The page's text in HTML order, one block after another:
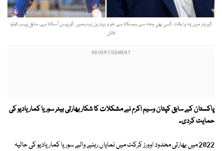
کیریئر میں یہ برا وقت کسی بھی وجہ سے ہوسکتا ہے جو ہر بہترین بیٹسمیں کو پیس آسکتا ہے، سابق پیسر۔ فوٹو:
فائل
پاکستان کے سابق کپتان وسیم اکرم نے مشکلات کا شکار بھارتی بیٹر سوریا کمار یادیو کی
حمایت کردی۔
2022 میں بھارتی محدود اوورز کرکٹ میں نمایاں رہنے والے سوریا کمار یادیو کی حالیہ